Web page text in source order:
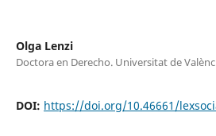
Olga Lenzi
Doctora en Derecho. Universitat de
DOI: https://doi.org/10.46661/